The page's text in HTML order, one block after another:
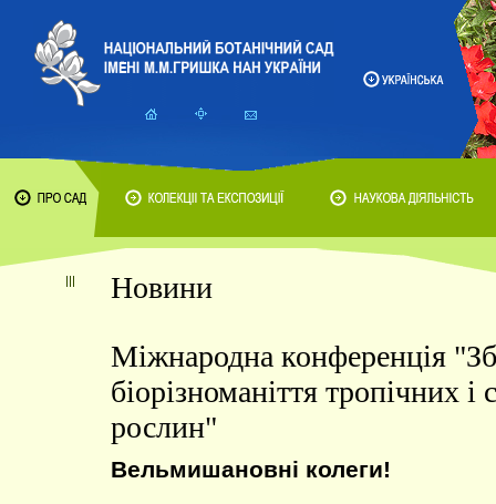
Новини
Міжнародна конференція
біорізноманіття тропічних і
рослин"
Вельмишановні колеги!